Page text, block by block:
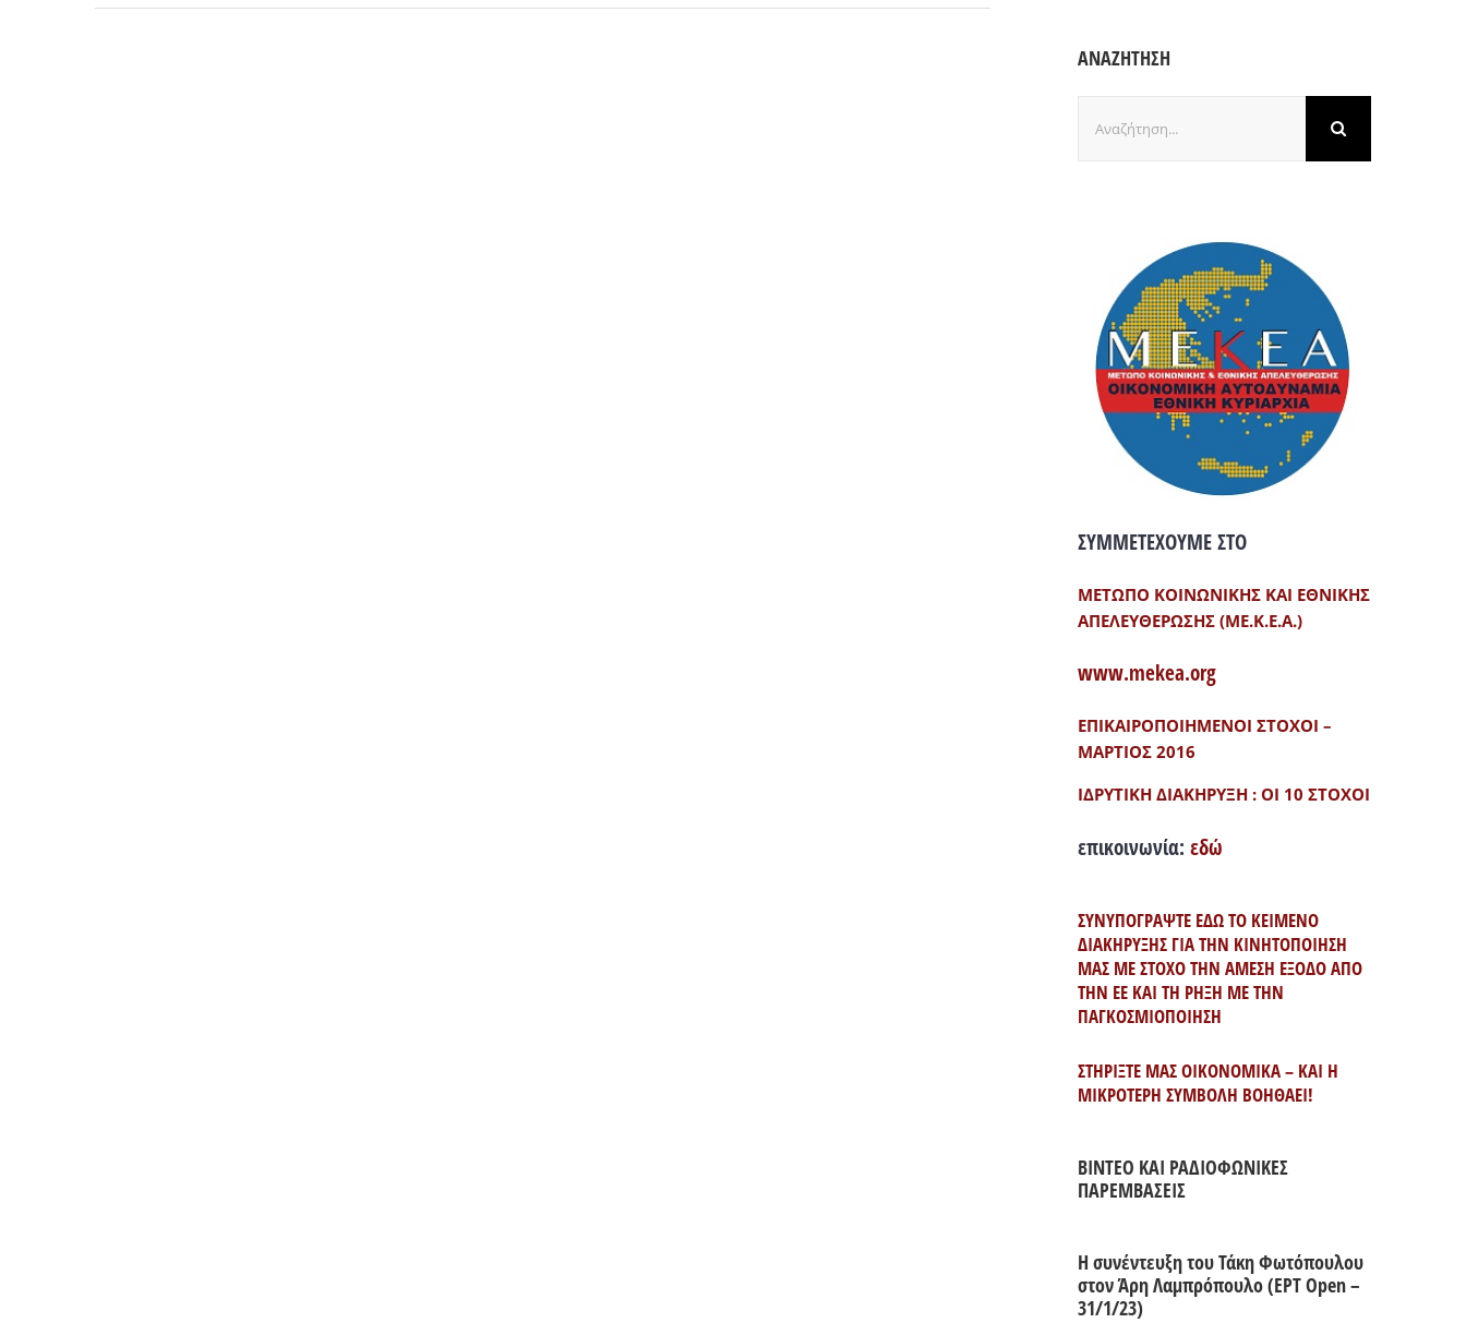
ΑΝΑΖΗΤΗΣΗ
για:
ΣΥΜΜΕΤΕΧΟΥΜΕ ΣΤΟ
ΜΕΤΩΠΟ ΚΟΙΝΩΝΙΚΗΣ ΚΑΙ ΕΘΝΙΚΗΣ
ΑΠΕΛΕΥΘΕΡΩΣΗΣ (ΜΕ.Κ.Ε.Α.)
www.mekea.org
ΕΠΙΚΑΙΡΟΠΟΙΗΜΕΝΟΙ ΣΤΟΧΟΙ –
ΜΑΡΤΙΟΣ 2016
ΙΔΡΥΤΙΚΗ ΔΙΑΚΗΡΥΞΗ : ΟΙ 10 ΣΤΟΧΟΙ
επικοινωνία: εδώ
ΣΥΝΥΠΟΓΡΑΨΤΕ ΕΔΩ ΤΟ ΚΕΙΜΕΝΟ
ΔΙΑΚΗΡΥΞΗΣ ΓΙΑ ΤΗΝ ΚΙΝΗΤΟΠΟΙΗΣΗ
ΜΑΣ ΜΕ ΣΤΟΧΟ ΤΗΝ ΑΜΕΣΗ ΕΞΟΔΟ ΑΠΟ
ΤΗΝ ΕΕ ΚΑΙ ΤΗ ΡΗΞΗ ΜΕ ΤΗΝ
ΠΑΓΚΟΣΜΙΟΠΟΙΗΣΗ
ΣΤΗΡΙΞΤΕ ΜΑΣ ΟΙΚΟΝΟΜΙΚΑ – ΚΑΙ Η
ΜΙΚΡΟΤΕΡΗ ΣΥΜΒΟΛΗ ΒΟΗΘΑΕΙ!
ΒΙΝΤΕΟ ΚΑΙ ΡΑΔΙΟΦΩΝΙΚΕΣ
ΠΑΡΕΜΒΑΣΕΙΣ
Η συνέντευξη του Τάκη Φωτόπουλου
στον Άρη Λαμπρόπουλο (ΕΡΤ Open –
31/1/23)